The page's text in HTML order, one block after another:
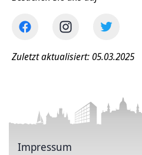
Zuletzt aktualisiert: 05.03.2025
Impressum